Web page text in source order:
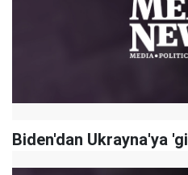
Biden'dan Ukrayna'ya